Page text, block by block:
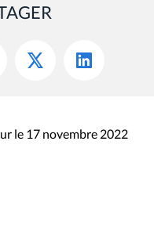
le 17 novembre 2022